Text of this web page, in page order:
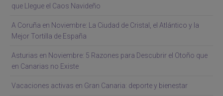
que Llegue el Caos Navideño
A Coruña en Noviembre: La Ciudad de Cristal, el Atlántico y la
Mejor Tortilla de España
Asturias en Noviembre: 5 Razones para Descubrir el Otoño que
en Canarias no Existe
Vacaciones activas en Gran Canaria: deporte y bienestar